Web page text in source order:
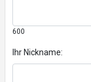
600
Ihr Nickname: